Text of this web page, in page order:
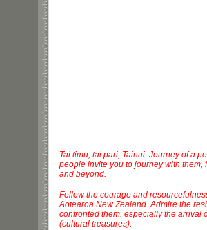
Tai timu, tai pari, Tainui: Journey of a
people invite you to journey with
and beyond.
Follow the courage and
Aotearoa New Zealand. Admire the
confronted them, especially the arrival
(cultural treasures).